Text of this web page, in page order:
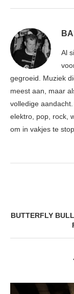
Al
gegroeid. Muziek
meest aan, maar
volledige
elektro, pop, rock,
om in vakjes te
BUTTERFLY